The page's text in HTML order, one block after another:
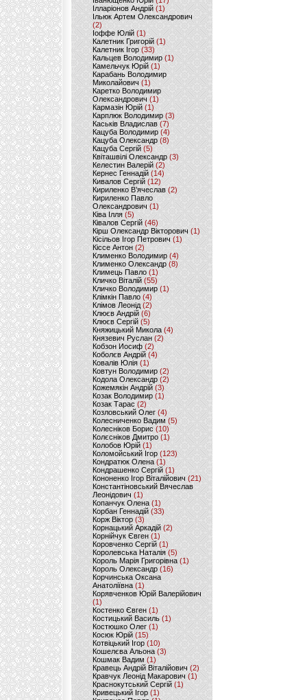
Ілларіонов Андрій (1)
Ільюк Артем Олександрович
(2)
Іоффе Юлій (1)
Калетник Григорій(1)
Калетник Ігор (33)
Кальцев Володимир(1)
Камельчук Юрій (1)
Карабань Володимир
Миколайович (1)
Каретко Володимир
Олександрович (1)
Кармазін Юрій(1)
Карплюк Володимир(3)
Каськів Владислав (7)
Кацуба Володимир (4)
Кацуба Олександр (8)
Кацуба Сергій (5)
Квіташвілі Олександр(3)
Келестин Валерій(2)
Кернес Геннадій (14)
Кивалов Сергій (12)
Кириленко В’ячеслав (2)
Кириленко Павло
Олександрович (1)
Ківа Ілля (5)
Ківалов Сергій(46)
Кірш Олександр Вікторович (1)
Кісільов Ігор Петрович (1)
Кіссе Антон (2)
Клименко Володимир(4)
Клименко Олександр (8)
Климець Павло (1)
Кличко Віталій(55)
Кличко Володимир (1)
Клімкін Павло (4)
Клімов Леонід(2)
Клюєв Андрій(6)
Клюєв Сергій (5)
Княжицький Микола(4)
Князевич Руслан (2)
Кобзон Иосиф(2)
Коболєв Андрій (4)
Ковалів Юлія(1)
Ковтун Володимир (2)
Кодола Олександр (2)
Кожемякін Андрій (3)
Козак Володимир (1)
Козак Тарас (2)
Козловський Олег(4)
Колесниченко Вадим (5)
Колесніков Борис (10)
Колєсніков Дмитро (1)
Колобов Юрій (1)
Коломойський Ігор (123)
Кондратюк Олена(1)
Кондрашенко Сергій (1)
Кононенко Ігор Віталійович (21)
Константіновський Вячеслав
Леонідович (1)
Копанчук Олена (1)
Корбан Геннадій (33)
Корж Віктор (3)
Корнацький Аркадій (2)
Корнійчук Євген (1)
Коровченко Сергій (1)
Королевська Наталія(5)
Король Марія Григорівна (1)
Король Олександр (16)
Корчинська Оксана
Анатоліївна (1)
Корявченков Юрій Валерійович
(1)
Костенко Євген (1)
Костицький Василь (1)
Костюшко Олег (1)
Косюк Юрій (15)
Котвіцький Ігор (10)
Кошелєва Альона(3)
Кошмак Вадим (1)
Кравець Андрій Віталійович (2)
Кравчук Леонід Макарович (1)
Краснокутський Сергій (1)
Кривецький Ігор (1)